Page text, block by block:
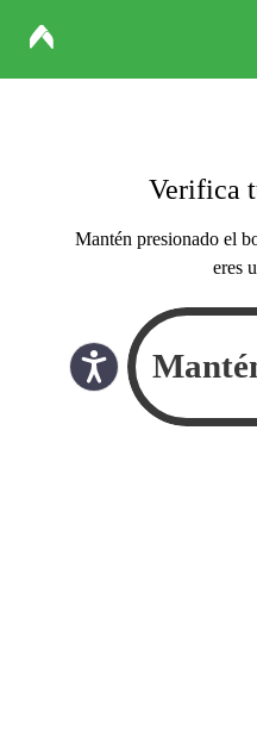
Verifica
Mantén presionado el
eres